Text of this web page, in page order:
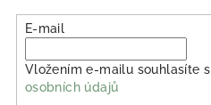
E-mail
Vložením e-mailu souhlasíte s
osobních údajů